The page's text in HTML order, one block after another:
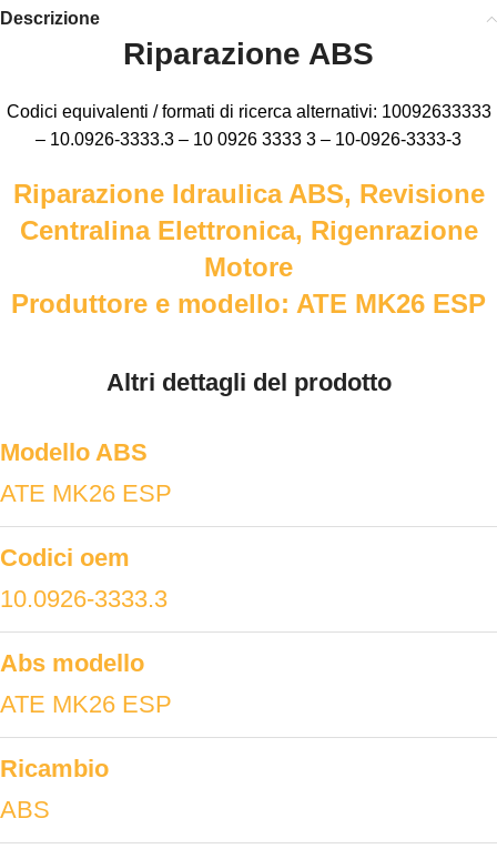
Descrizione
Riparazione ABS
Codici equivalenti / formati di ricerca alternativi: 10092633333
– 10.0926-3333.3 – 10 0926 3333 3 – 10-0926-3333-3
Riparazione Idraulica ABS, Revisione
Centralina Elettronica, Rigenrazione
Motore
Produttore e modello: ATE MK26 ESP
Altri dettagli del prodotto
Modello ABS
ATE MK26 ESP
Codici oem
10.0926-3333.3
Abs modello
ATE MK26 ESP
Ricambio
ABS